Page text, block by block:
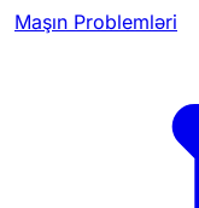
Maşın Problemləri